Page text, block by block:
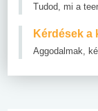
Tudod, mi a
Kérdések a
Aggodalmak,